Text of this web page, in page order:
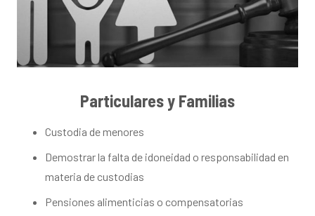
Particulares y Familias
Custodia de menores
Demostrar la falta de idoneidad o responsabilidad en
materia de custodias
Pensiones alimenticias o compensatorias